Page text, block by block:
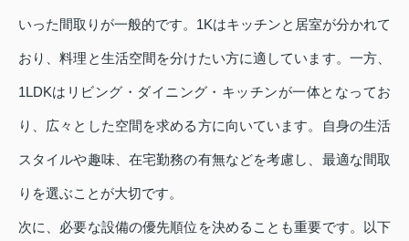
いった間取りが一般的です。1Kはキッチンと居室が分かれて
おり、料理と生活空間を分けたい方に適しています。一方、
1LDKはリビング・ダイニング・キッチンが一体となってお
り、広々とした空間を求める方に向いています。自身の生活
スタイルや趣味、在宅勤務の有無などを考慮し、最適な間取
りを選ぶことが大切です。
次に、必要な設備の優先順位を決めることも重要です。以下